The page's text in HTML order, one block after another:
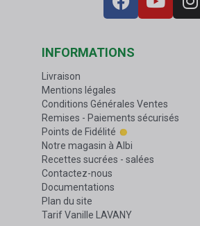
INFORMATIONS
Livraison
Mentions légales
Conditions Générales Ventes
Remises - Paiements sécurisés
Points de Fidélité
Notre magasin à Albi
Recettes sucrées - salées
Contactez-nous
Documentations
Plan du site
Tarif Vanille LAVANY